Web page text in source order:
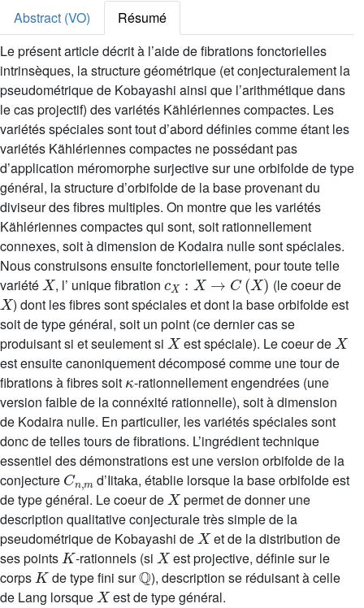
Abstract (VO)
Résumé
Le présent article décrit à l’aide de fibrations fonctorielles
intrinsèques, la structure géométrique (et conjecturalement la
pseudométrique de Kobayashi ainsi que l’arithmétique dans
le cas projectif) des variétés Kählériennes compactes. Les
variétés spéciales sont tout d’abord définies comme étant les
variétés Kählériennes compactes ne possédant pas
d’application méromorphe surjective sur une orbifolde de type
général, la structure d’orbifolde de la base provenant du
diviseur des fibres multiples. On montre que les variétés
Kählériennes compactes qui sont, soit rationnellement
connexes, soit à dimension de Kodaira nulle sont spéciales.
Nous construisons ensuite fonctoriellement, pour toute telle
variété
X
, l’ unique fibration
cX:X→C(X)
(le coeur de
X
) dont les fibres sont spéciales et dont la base orbifolde est
soit de type général, soit un point (ce dernier cas se
produisant si et seulement si
X
est spéciale). Le coeur de
est ensuite canoniquement décomposé comme une tour de
fibrations à fibres soit
κ
-rationnellement engendrées (une
version faible de la connéxité rationnelle), soit à dimension
de Kodaira nulle. En particulier, les variétés spéciales sont
donc de telles tours de fibrations. L’ingrédient technique
essentiel des démonstrations est une version orbifolde de la
conjecture
Cn,m
d’Iitaka, établie lorsque la base orbifolde est
de type général. Le coeur de
X
permet de donner une
description qualitative conjecturale très simple de la
pseudométrique de Kobayashi de
X
et de la distribution de
ses points
K
-rationnels (si
X
est projective, définie sur le
corps
K
de type fini sur
ℚ
), description se réduisant à celle
de Lang lorsque
X
est de type général.